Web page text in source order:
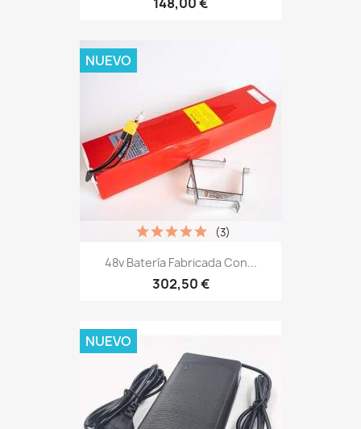
48v Batería Fabricada Con...
302,50 €
(3)
NUEVO
NUEVO